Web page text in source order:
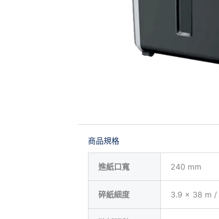
商品規格
進紙口寬 240 mm
碎紙細度 3.9 x 38 m /